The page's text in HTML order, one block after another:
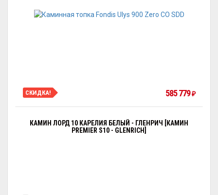
СКИДКА! 585 779₽
КАМИН ЛОРД 10 КАРЕЛИЯ БЕЛЫЙ - ГЛЕНРИЧ [КАМИН
PREMIER S10 - GLENRICH]